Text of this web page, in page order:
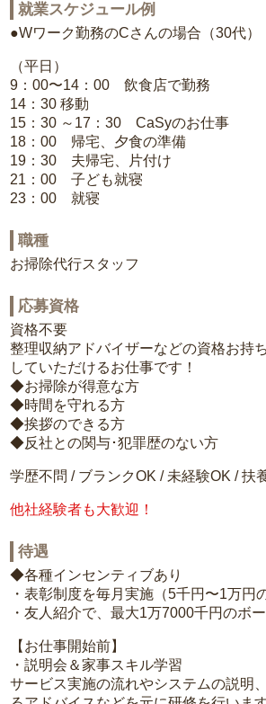
就業スケジュール例
●Wワーク勤務のCさんの場合（30代）
（平日）
9：00〜14：00 飲食店で勤務
14：30 移動
15：30 ～17：30 CaSyのお仕事
18：00 帰宅、夕食の準備
19：30 夫帰宅、片付け
21：00 子ども就寝
23：00 就寝
職種
お掃除代行スタッフ
応募資格
資格不要
整理収納アドバイザーなどの資格お持
していただけるお仕事です！
◆お掃除が得意な方
◆時間を守れる方
◆挨拶のできる方
◆反社との関与･犯罪歴のない方
学歴不問 / ブランクOK / 未経験OK / 扶
他社経験者も大歓迎！
待遇
◆各種インセンティブあり
・表彰制度を毎月実施（5千円〜1万円
・友人紹介で、最大1万7000千円のボ
【お仕事開始前】
・説明会＆家事スキル学習
サービス実施の流れやシステムの説明